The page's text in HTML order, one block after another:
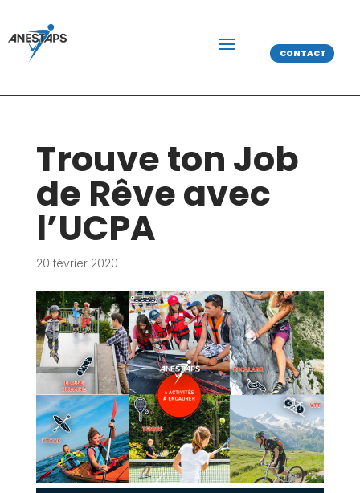
CONTACT
Trouve ton Job
de Rêve avec
l’UCPA
20 février 2020